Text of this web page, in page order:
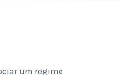
um regime